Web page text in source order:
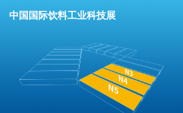
中国国际饮料工业科技展